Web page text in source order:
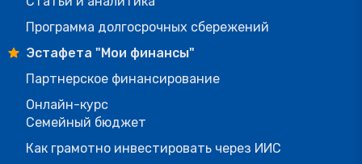
Программа долгосрочных сбережений
Эстафета "Мои финансы"
Партнерское финансирование
Онлайн-курс
Семейный бюджет
Как грамотно инвестировать через ИИС